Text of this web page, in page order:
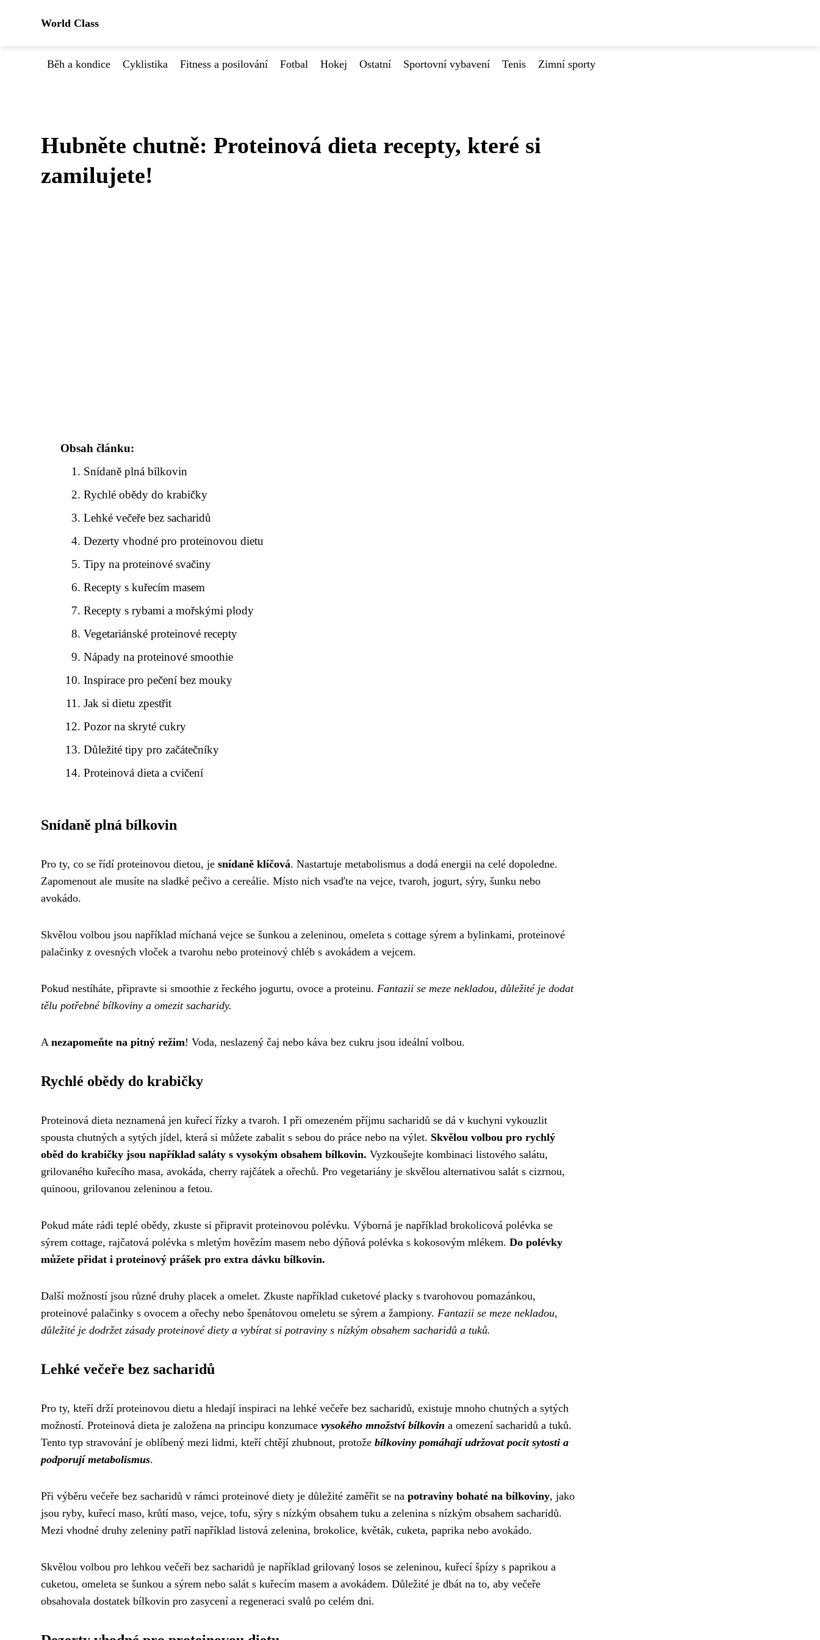
World Class
Běh a kondice Cyklistika Fitness a posilování Fotbal Hokej Ostatní Sportovní vybavení Tenis Zimní sporty
Hubněte chutně: Proteinová dieta recepty, které si
zamilujete!
Obsah článku:
Snídaně plná bílkovin
Rychlé obědy do krabičky
Lehké večeře bez sacharidů
Dezerty vhodné pro proteinovou dietu
Tipy na proteinové svačiny
Recepty s kuřecím masem
Recepty s rybami a mořskými plody
Vegetariánské proteinové recepty
Nápady na proteinové smoothie
Inspirace pro pečení bez mouky
Jak si dietu zpestřit
Pozor na skryté cukry
Důležité tipy pro začátečníky
Proteinová dieta a cvičení
Snídaně plná bílkovin
Pro ty, co se řídí proteinovou dietou, je snídaně klíčová. Nastartuje metabolismus a dodá energii na celé dopoledne.
Zapomenout ale musíte na sladké pečivo a cereálie. Místo nich vsaďte na vejce, tvaroh, jogurt, sýry, šunku nebo
avokádo.
Skvělou volbou jsou například míchaná vejce se šunkou a zeleninou, omeleta s cottage sýrem a bylinkami, proteinové
palačinky z ovesných vloček a tvarohu nebo proteinový chléb s avokádem a vejcem.
Pokud nestíháte, připravte si smoothie z řeckého jogurtu, ovoce a proteinu. Fantazii se meze nekladou, důležité je dodat
tělu potřebné bílkoviny a omezit sacharidy.
A nezapomeňte na pitný režim! Voda, neslazený čaj nebo káva bez cukru jsou ideální volbou.
Rychlé obědy do krabičky
Proteinová dieta neznamená jen kuřecí řízky a tvaroh. I při omezeném příjmu sacharidů se dá v kuchyni vykouzlit
spousta chutných a sytých jídel, která si můžete zabalit s sebou do práce nebo na výlet. Skvělou volbou pro rychlý
oběd do krabičky jsou například saláty s vysokým obsahem bílkovin. Vyzkoušejte kombinaci listového salátu,
grilovaného kuřecího masa, avokáda, cherry rajčátek a ořechů. Pro vegetariány je skvělou alternativou salát s cizrnou,
quinoou, grilovanou zeleninou a fetou.
Pokud máte rádi teplé obědy, zkuste si připravit proteinovou polévku. Výborná je například brokolicová polévka se
sýrem cottage, rajčatová polévka s mletým hovězím masem nebo dýňová polévka s kokosovým mlékem. Do polévky
můžete přidat i proteinový prášek pro extra dávku bílkovin.
Další možností jsou různé druhy placek a omelet. Zkuste například cuketové placky s tvarohovou pomazánkou,
proteinové palačinky s ovocem a ořechy nebo špenátovou omeletu se sýrem a žampiony. Fantazii se meze nekladou,
důležité je dodržet zásady proteinové diety a vybírat si potraviny s nízkým obsahem sacharidů a tuků.
Lehké večeře bez sacharidů
Pro ty, kteří drží proteinovou dietu a hledají inspiraci na lehké večeře bez sacharidů, existuje mnoho chutných a sytých
možností. Proteinová dieta je založena na principu konzumace vysokého množství bílkovin a omezení sacharidů a tuků.
Tento typ stravování je oblíbený mezi lidmi, kteří chtějí zhubnout, protože bílkoviny pomáhají udržovat pocit sytosti a
podporují metabolismus.
Při výběru večeře bez sacharidů v rámci proteinové diety je důležité zaměřit se na potraviny bohaté na bílkoviny, jako
jsou ryby, kuřecí maso, krůtí maso, vejce, tofu, sýry s nízkým obsahem tuku a zelenina s nízkým obsahem sacharidů.
Mezi vhodné druhy zeleniny patří například listová zelenina, brokolice, květák, cuketa, paprika nebo avokádo.
Skvělou volbou pro lehkou večeři bez sacharidů je například grilovaný losos se zeleninou, kuřecí špízy s paprikou a
cuketou, omeleta se šunkou a sýrem nebo salát s kuřecím masem a avokádem. Důležité je dbát na to, aby večeře
obsahovala dostatek bílkovin pro zasycení a regeneraci svalů po celém dni.